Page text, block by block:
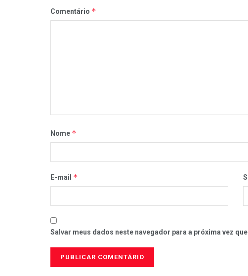
Comentário *
Nome *
E-mail *
Salvar meus dados neste navegador para a próxima vez